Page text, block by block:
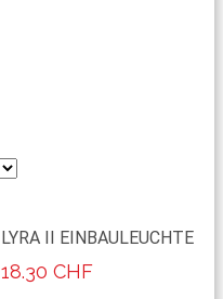
LYRA II EINBAULEUCHTE
18.30 CHF